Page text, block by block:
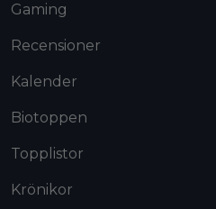
Gaming
Recensioner
Kalender
Biotoppen
Topplistor
Krönikor